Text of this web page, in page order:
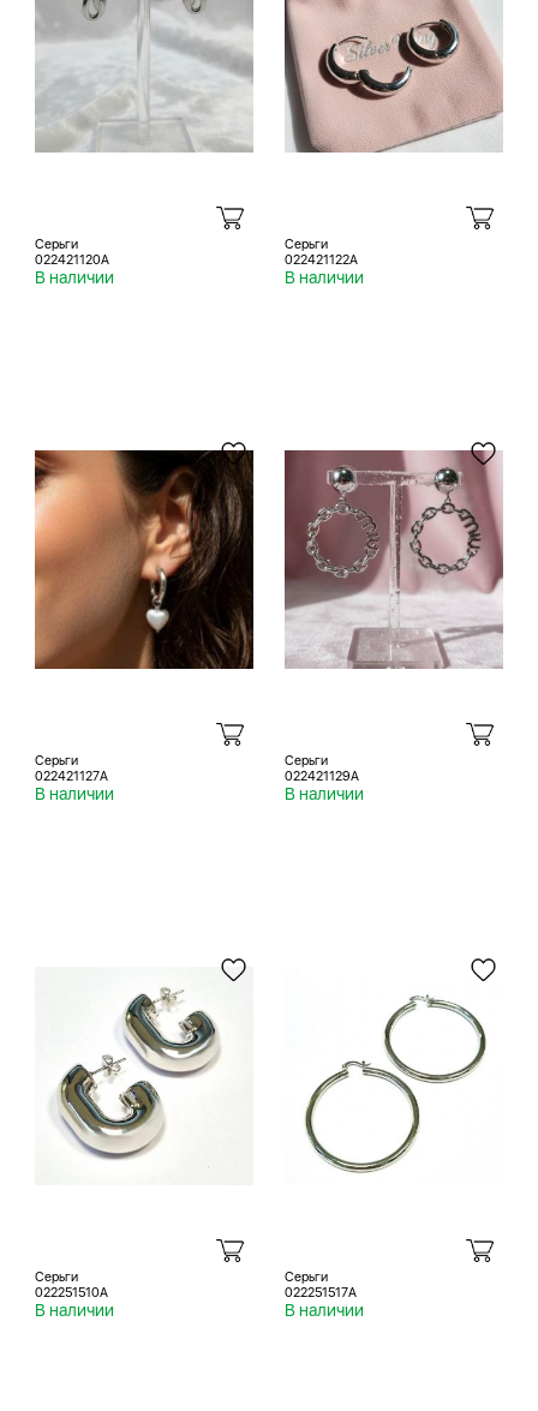
Серьги
022421120A
В наличии
Серьги
022421122A
В наличии
Серьги
022421127A
В наличии
Серьги
022421129A
В наличии
Серьги
022251510A
В наличии
Серьги
022251517A
В наличии